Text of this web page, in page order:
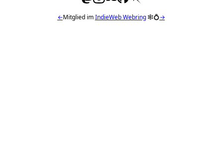
←Mitglied imIndieWeb Webring🕸💍→